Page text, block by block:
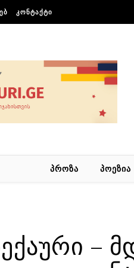
ᲙᲝᲜᲢᲐᲥᲢᲘ
ᲞᲠᲝᲖᲐ ᲞᲝᲔᲖᲘᲐ
–